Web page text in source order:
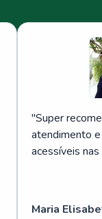
"Super
atendimento
acessíveis
Maria